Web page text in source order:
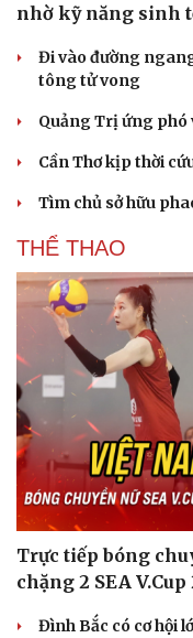
nhờ kỹ năng sinh
Đi vào đường
tông tử vong
Quảng Trị ứng phó
Cần Thơ kịp thời
Tìm chủ sở hữu
THỂ THAO
Trực tiếp bóng
chặng 2 SEA V.Cup
Đình Bắc có cơ hội